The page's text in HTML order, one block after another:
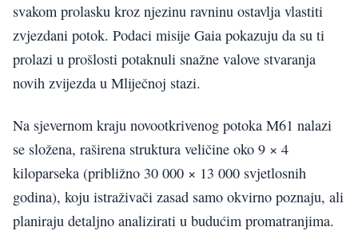
svakom prolasku kroz njezinu ravninu ostavlja vlastiti
zvjezdani potok. Podaci misije Gaia pokazuju da su ti
prolazi u prošlosti potaknuli snažne valove stvaranja
novih zvijezda u Mliječnoj stazi.
Na sjevernom kraju novootkrivenog potoka M61 nalazi
se složena, raširena struktura veličine oko 9 × 4
kiloparseka (približno 30 000 × 13 000 svjetlosnih
godina), koju istraživači zasad samo okvirno poznaju, ali
planiraju detaljno analizirati u budućim promatranjima.